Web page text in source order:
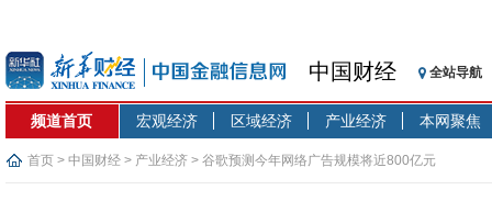
中国财经 全站导航
频道首页 宏观经济 区域经济 产业经济 本网聚焦
首页 > 中国财经 > 产业经济 > 谷歌预测今年网络广告规模将近800亿元